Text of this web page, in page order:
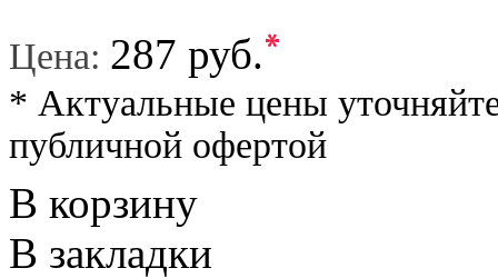
Цена: 287 руб.*
* Актуальные цены
публичной офертой
В корзину
В закладки